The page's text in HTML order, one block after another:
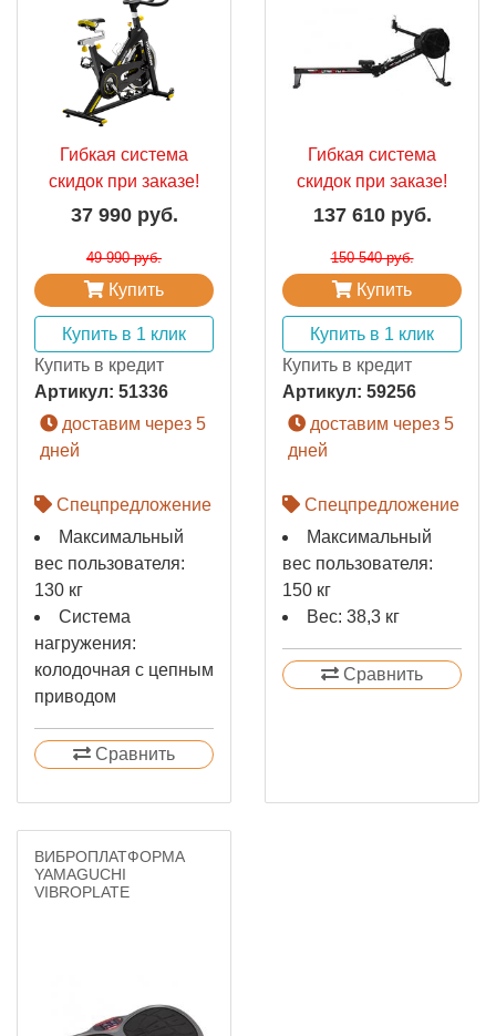
Гибкая система
скидок при заказе!
37 990 руб.
49 990 руб.
Купить
Купить в 1 клик
Купить в кредит
Артикул: 51336
доставим через 5
дней
Спецпредложение
Максимальный
вес пользователя:
130 кг
Система
нагружения:
колодочная с цепным
приводом
Сравнить
Гибкая система
скидок при заказе!
137 610 руб.
150 540 руб.
Купить
Купить в 1 клик
Купить в кредит
Артикул: 59256
доставим через 5
дней
Спецпредложение
Максимальный
вес пользователя:
150 кг
Вес: 38,3 кг
Сравнить
ВИБРОПЛАТФОРМА
YAMAGUCHI
VIBROPLATE